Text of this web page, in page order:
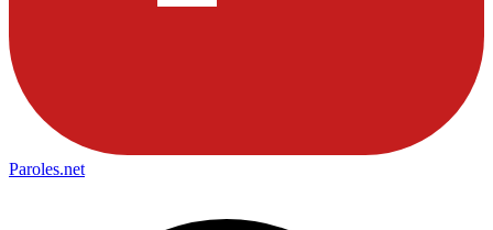
Paroles.net